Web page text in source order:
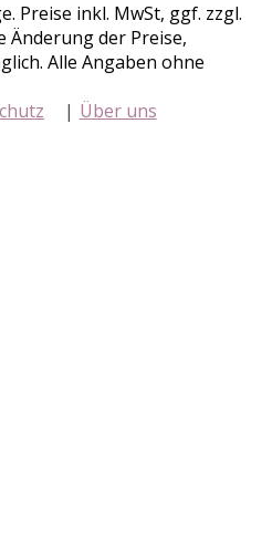
Preise inkl. MwSt, ggf. zzgl.
Änderung der Preise,
Alle Angaben ohne
Über uns